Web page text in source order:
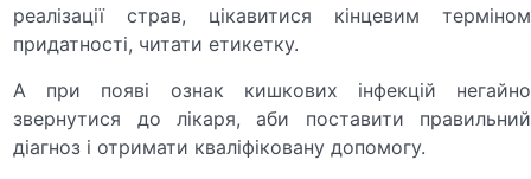
реалізації страв, цікавитися кінцевим терміном
придатності, читати етикетку.
А при появі ознак кишкових інфекцій негайно
звернутися до лікаря, аби поставити правильний
діагноз і отримати кваліфіковану допомогу.